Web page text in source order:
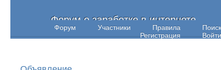
Форум о заработке в интернете
Форум Участники Правила
Поиск
Регистрация
Войти